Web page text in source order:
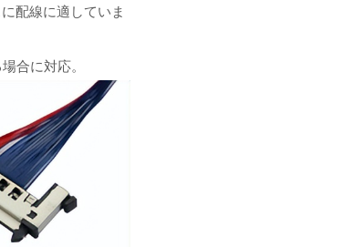
配線に適していま
合に対応。